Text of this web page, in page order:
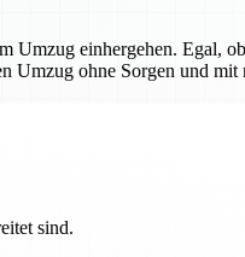
einhergehen. Egal,
ohne Sorgen und
sind.